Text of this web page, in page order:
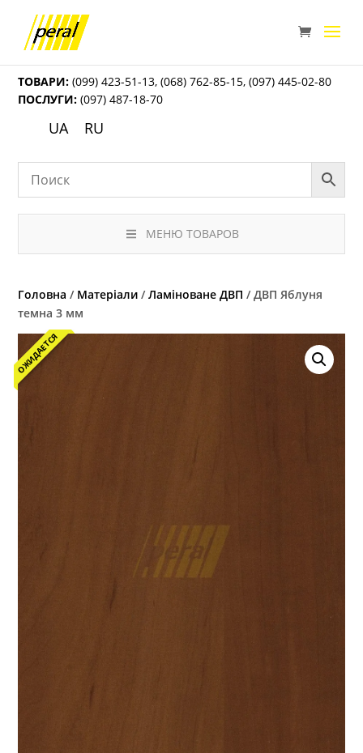
ТОВАРИ: (099) 423-51-13,(068) 762-85-15,(097) 445-02-80
ПОСЛУГИ: (097) 487-18-70
UA RU
МЕНЮ ТОВАРОВ
Головна / Матеріали /Ламіноване ДВП / ДВП Яблуня
темна 3 мм
ОЖИДАЕТСЯ